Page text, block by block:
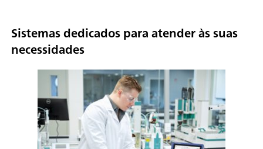
Sistemas dedicados para atender às suas
necessidades